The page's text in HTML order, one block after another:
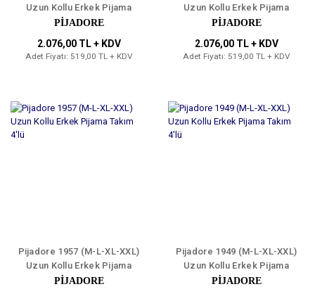
Uzun Kollu Erkek Pijama
Takım 4'lü
PİJADORE
2.076,00 TL + KDV
Adet Fiyatı: 519,00 TL + KDV
Uzun Kollu Erkek Pijama
Takım 4'lü
PİJADORE
2.076,00 TL + KDV
Adet Fiyatı: 519,00 TL + KDV
Pijadore 1957 (M-L-XL-XXL)
Uzun Kollu Erkek Pijama
Takım 4'lü
PİJADORE
Pijadore 1949 (M-L-XL-XXL)
Uzun Kollu Erkek Pijama
Takım 4'lü
PİJADORE